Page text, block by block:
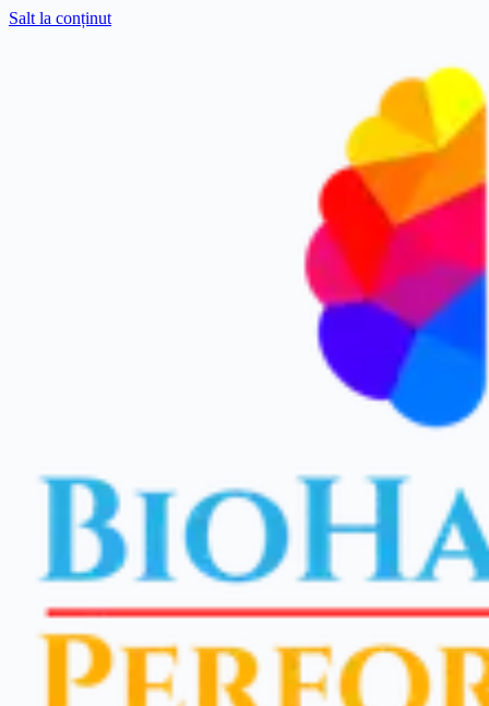
Salt la conținut